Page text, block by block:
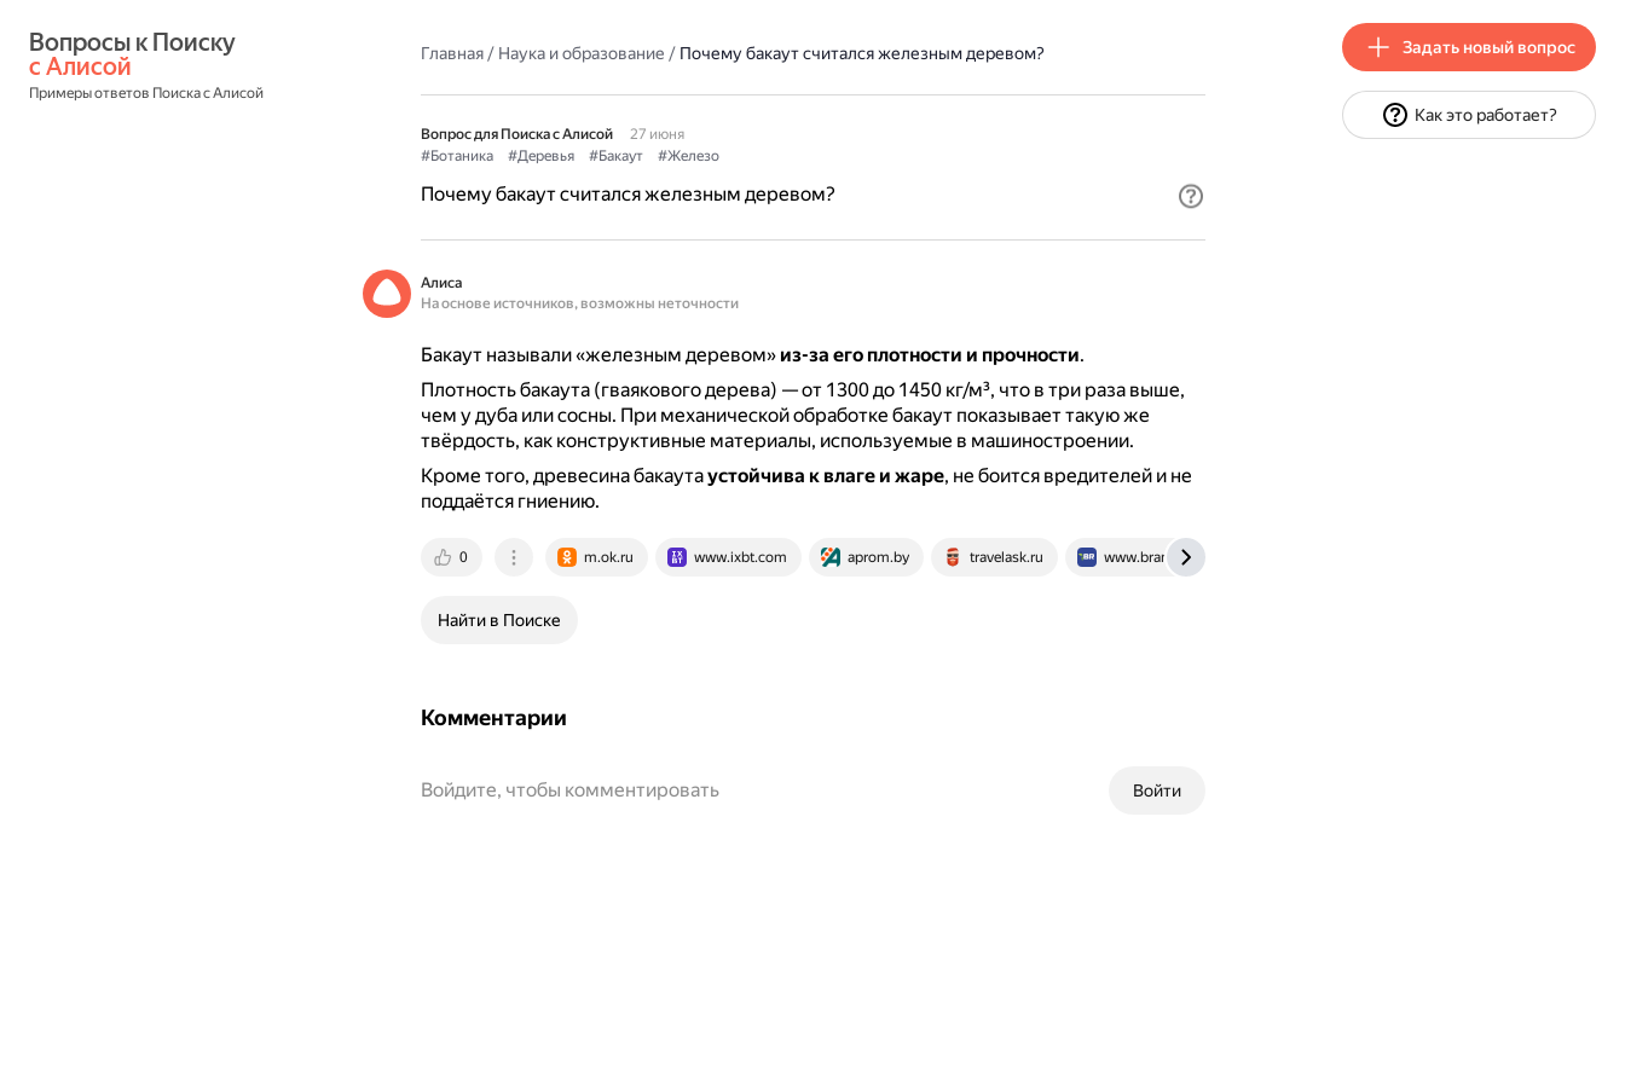
с Алисой
Примеры ответов Поиска с Алисой
Главная/ Наука и образование / Почему бакаут считался железным деревом?
Вопрос для Поиска с Алисой
27 июня
#Ботаника
#Деревья #Бакаут #Железо
Почему бакаут считался железным деревом?
Алиса
На основе источников, возможны неточности
Бакаут называли «железным деревом» из-за его плотности и прочности.
Плотность бакаута (гваякового дерева) — от 1300 до 1450 кг/м³, что в три раза выше,
чем у дуба или сосны. При механической обработке бакаут показывает такую же
твёрдость, как конструктивные материалы, используемые в машиностроении.
Кроме того, древесина бакаутаустойчива к влаге и жаре, не боится вредителей и не
поддаётся гниению.
0 m.ok.ru www.ixbt.com aprom.by travelask.ru www.bramek.ru
Найти в Поиске
Комментарии
Войти
Войдите, чтобы комментировать
Задать новый вопрос
Как это работает?